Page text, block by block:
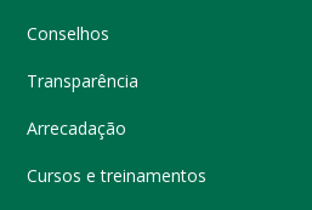
Conselhos
Transparência
Arrecadação
Cursos e treinamentos